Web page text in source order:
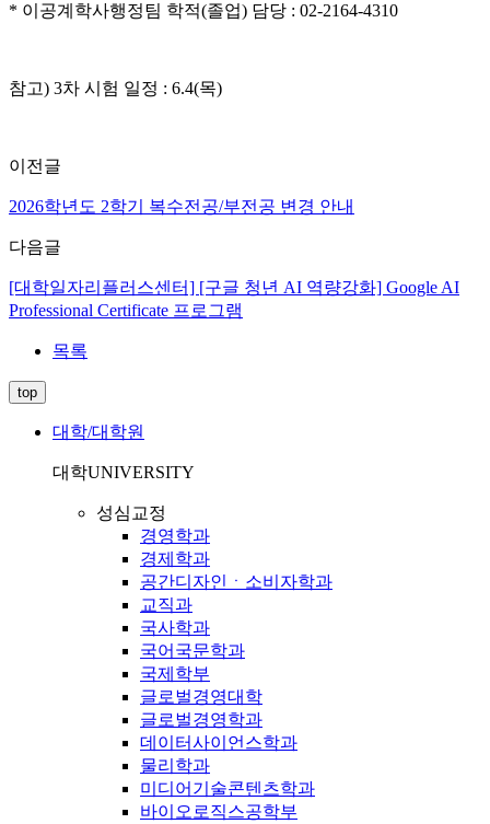
* 이공계학사행정팀 학적(졸업) 담당 : 02-2164-4310
참고) 3차 시험 일정 : 6.4(목)
이전글
2026학년도 2학기 복수전공/부전공 변경 안내
다음글
[대학일자리플러스센터] [구글 청년 AI 역량강화] Google AI
Professional Certificate 프로그램
목록
top
대학/대학원
대학UNIVERSITY
성심교정
경영학과
경제학과
공간디자인ㆍ소비자학과
교직과
국사학과
국어국문학과
국제학부
글로벌경영대학
글로벌경영학과
데이터사이언스학과
물리학과
미디어기술콘텐츠학과
바이오로직스공학부